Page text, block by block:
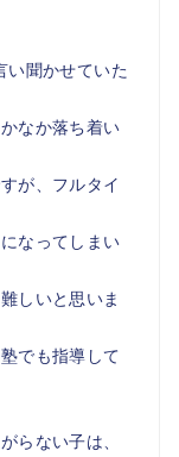
い聞かせていた
なか落ち着い
が、フルタイ
なってしまい
しいと思いま
でも指導して
らない子は、